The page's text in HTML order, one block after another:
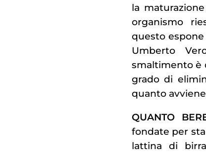
la
organismo
questo
Umberto
smaltimento è
grado di
quanto
QUANTO
fondate per
lattina di